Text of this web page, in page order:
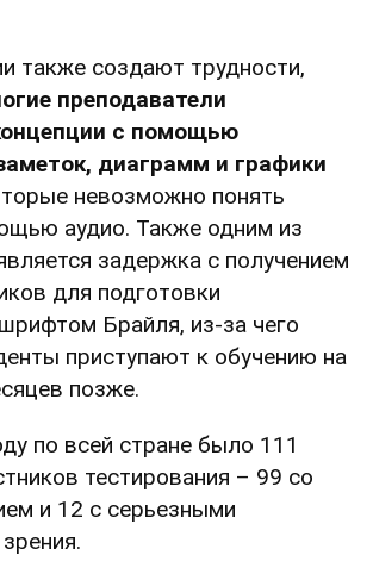
также создают трудности,
преподаватели
с помощью
диаграмм и графики
невозможно понять
аудио. Также одним из
задержка с получением
для подготовки
Брайля, из-за чего
приступают к обучению на
позже.
по всей стране было 111
тестирования – 99 со
и 12 с серьезными